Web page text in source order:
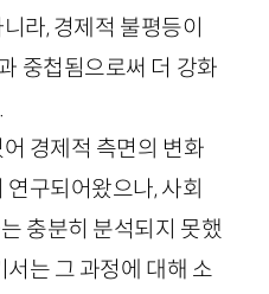
라, 경제적 불평등이
중첩됨으로써 더 강화
경제적 측면의 변화
구되어왔으나, 사회
충분히 분석되지 못했
는 그 과정에 대해 소